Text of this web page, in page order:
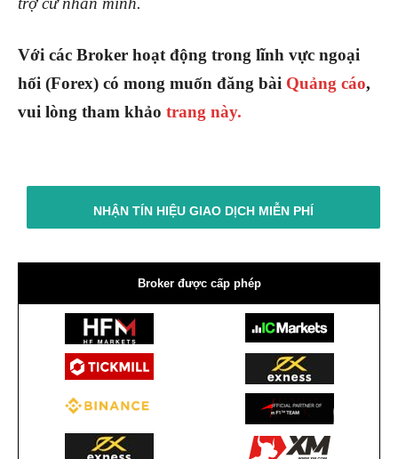
Với các Broker hoạt động trong lĩnh vực ngoại
hối (Forex) có mong muốn đăng bài Quảng cáo,
vui lòng tham khảo trang này.
NHẬN TÍN HIỆU GIAO DỊCH MIỄN PHÍ
Broker được cấp phép